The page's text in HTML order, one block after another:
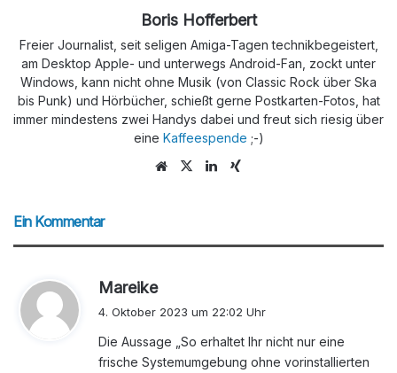
Boris Hofferbert
Freier Journalist, seit seligen Amiga-Tagen technikbegeistert,
am Desktop Apple- und unterwegs Android-Fan, zockt unter
Windows, kann nicht ohne Musik (von Classic Rock über Ska
bis Punk) und Hörbücher, schießt gerne Postkarten-Fotos, hat
immer mindestens zwei Handys dabei und freut sich riesig über
eine Kaffeespende ;-)
Webseite
X LinkedIn
Ein Kommentar
Mareike
t
:
4. Oktober 2023 um 22:02 Uhr
Die Aussage „So erhaltet Ihr nicht nur eine
frische Systemumgebung ohne vorinstallierten